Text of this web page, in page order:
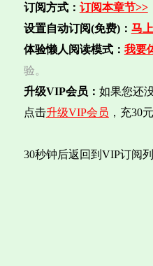
订阅方式： 订阅本章节>>
设置自动订阅(免费)： 马
体验懒人阅读模式： 我要
验。
升级VIP会员： 如果您还
点击升级VIP会员 ，充30
30秒钟后返回到VIP订阅列